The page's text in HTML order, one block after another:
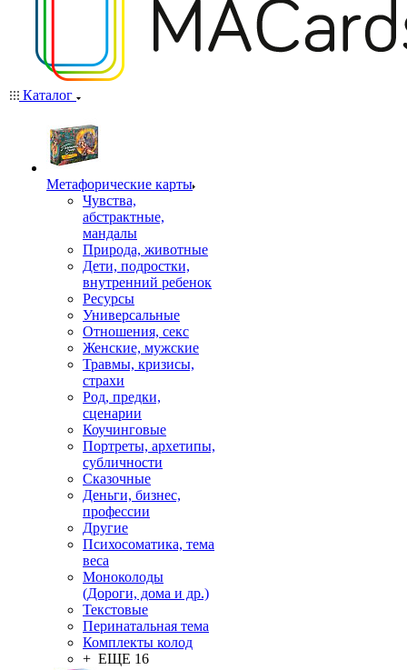
Каталог
Mетафорические карты
Чувства,
абстрактные,
мандалы
Природа, животные
Дети, подростки,
внутренний ребенок
Ресурсы
Универсальные
Отношения, секс
Женские, мужские
Травмы, кризисы,
страхи
Род, предки,
сценарии
Коучинговые
Портреты, архетипы,
субличности
Сказочные
Деньги, бизнес,
профессии
Другие
Психосоматика, тема
веса
Моноколоды
(Дороги, дома и др.)
Текстовые
Перинатальная тема
Комплекты колод
+ ЕЩЕ 16